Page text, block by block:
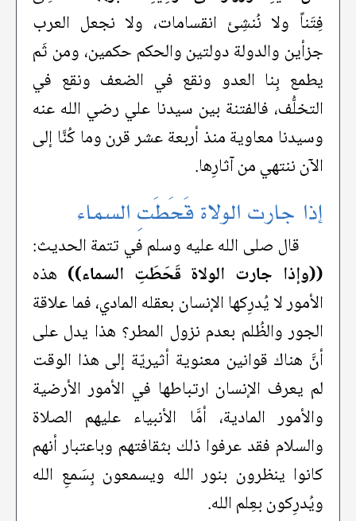
فِتَناً ولا نُنشِئ انقسامات، ولا نجعل العرب
جزأين والدولة دولتين والحكم حكمين، ومن ثَم
يطمع بِنا العدو ونقع في الضعف ونقع في
التخلُّف، فالفتنة بين سيدنا علي رضي الله عنه
وسيدنا معاوية منذ أربعة عشر قرن وما كُنَّا إلى
الآن ننتهي من آثارِها.
إذا جارت الولاة قَحَطَتِ السماء
قال صلى الله عليه وسلم في تتمة الحديث:
((وإذا جارت الولاة قَحَطَتِ السماء)) هذه
الأمور لا يُدرِكها الإنسان بعقله المادي، فما علاقة
الجور والظُلم بعدم نزول المطر؟ هذا يدل على
أنَّ هناك قوانين معنوية أثيريّة إلى هذا الوقت
لم يعرف الإنسان ارتباطها في الأمور الأرضية
والأمور المادية، أمَّا الأنبياء عليهم الصلاة
والسلام فقد عرفوا ذلك بثقافتهم وباعتبار أنهم
كانوا ينظرون بنور الله ويسمعون بِسَمعِ الله
ويُدرِكون بعِلم الله.